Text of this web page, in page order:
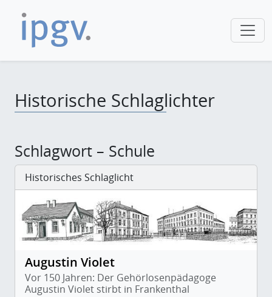
Historische Schlaglichter
Schlagwort – Schule
Historisches Schlaglicht
Augustin Violet
Vor 150 Jahren: Der Gehörlosenpädagoge
Augustin Violet stirbt in Frankenthal